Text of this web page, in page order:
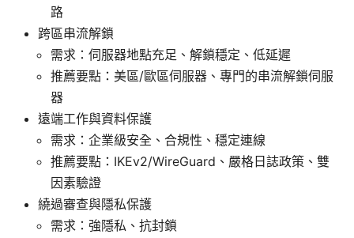
路
跨區串流解鎖
需求：伺服器地點充足、解鎖穩定、低延遲
推薦要點：美區/歐區伺服器、專門的串流解鎖伺服
器
遠端工作與資料保護
需求：企業級安全、合規性、穩定連線
推薦要點：IKEv2/WireGuard、嚴格日誌政策、雙
因素驗證
繞過審查與隱私保護
需求：強隱私、抗封鎖